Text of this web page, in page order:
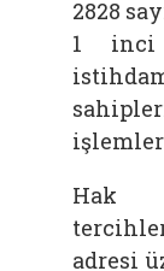
2828
1 inci
adresi